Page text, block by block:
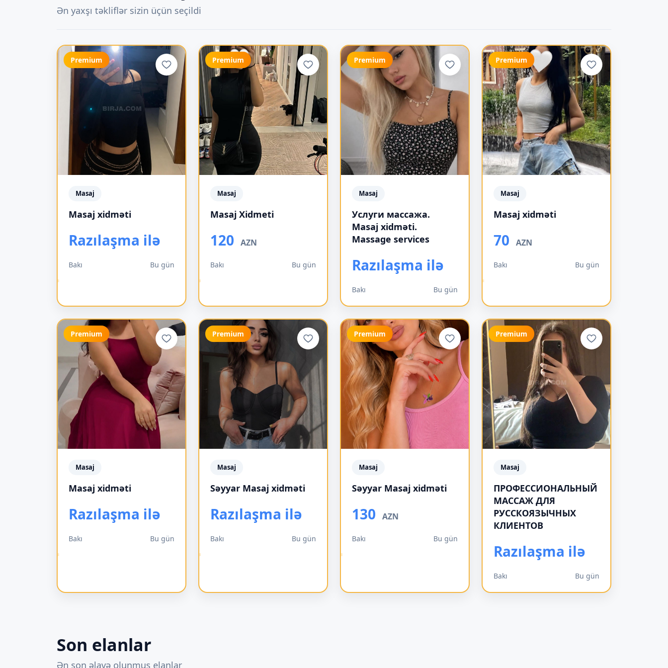
Ən yaxşı təkliflər sizin üçün seçildi
Premium
Masaj
Masaj xidməti
Razılaşma ilə
Bakı Bu gün
Premium
Masaj
Masaj Xidmeti
120 AZN
Bakı Bu gün
Premium
Masaj
Услуги массажа.
Masaj xidməti.
Massage services
Razılaşma ilə
Bakı Bu gün
Premium
Masaj
Masaj xidməti
70 AZN
Bakı Bu gün
Premium
Masaj
Masaj xidməti
Razılaşma ilə
Bakı Bu gün
Premium
Masaj
Səyyar Masaj xidməti
Razılaşma ilə
Bakı Bu gün
Premium
Masaj
Səyyar Masaj xidməti
130 AZN
Bakı Bu gün
Premium
Masaj
ПРОФЕССИОНАЛЬНЫЙ
МАССАЖ ДЛЯ
РУССКОЯЗЫЧНЫХ
КЛИЕНТОВ
Razılaşma ilə
Bakı Bu gün
Son elanlar
Ən son əlavə olunmuş elanlar